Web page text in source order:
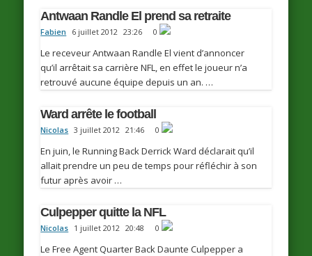
Antwaan Randle El prend sa retraite
Fabien 6 juillet 2012 23:26 0
Le receveur Antwaan Randle El vient d’annoncer
qu’il arrêtait sa carrière NFL, en effet le joueur n’a
retrouvé aucune équipe depuis un an. …
Ward arrête le football
Nicolas 3 juillet 2012 21:46 0
En juin, le Running Back Derrick Ward déclarait qu’il
allait prendre un peu de temps pour réfléchir à son
futur après avoir …
Culpepper quitte la NFL
Nicolas 1 juillet 2012 20:48 0
Le Free Agent Quarter Back Daunte Culpepper a